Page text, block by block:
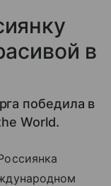
в
победила в
World.